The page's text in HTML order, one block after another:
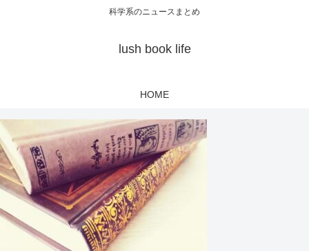
科学系のニュースまとめ
lush book life
HOME